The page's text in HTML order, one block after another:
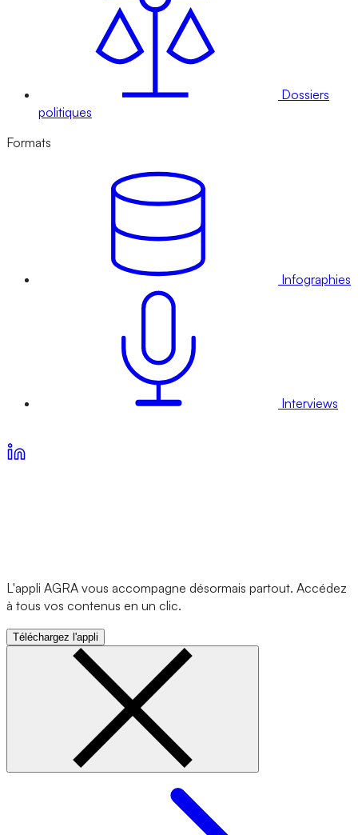
Dossiers
politiques
Formats
Infographies
Interviews
L'appli AGRA vous accompagne désormais partout. Accédez
à tous vos contenus en un clic.
Téléchargez l'appli